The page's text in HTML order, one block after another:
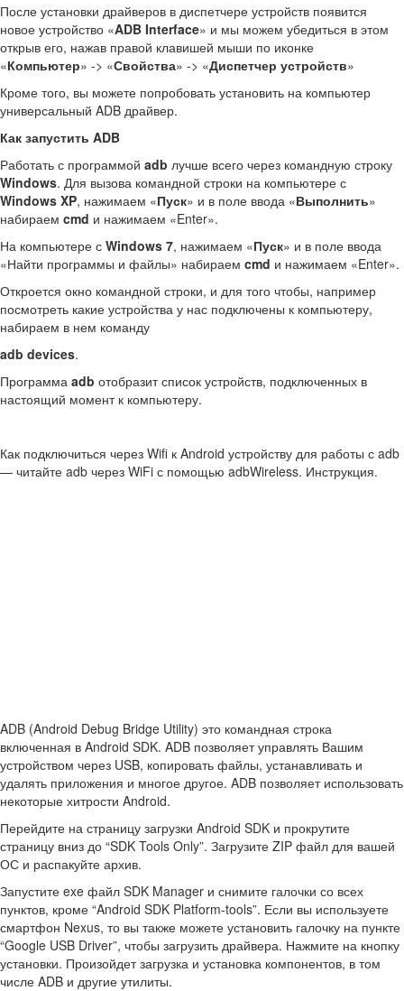
После установки драйверов в диспетчере устройств появится
новое устройство «ADB Interface» и мы можем убедиться в этом
открыв его, нажав правой клавишей мыши по иконке
«Компьютер» -> «Свойства» -> «Диспетчер устройств»
Кроме того, вы можете попробовать установить на компьютер
универсальный ADB драйвер.
Как запустить ADB
Работать с программой adb лучше всего через командную строку
Windows. Для вызова командной строки на компьютере с
Windows XP, нажимаем «Пуск» и в поле ввода «Выполнить»
набираем cmd и нажимаем «Enter».
На компьютере с Windows 7, нажимаем «Пуск» и в поле ввода
«Найти программы и файлы» набираем cmd и нажимаем «Enter».
Откроется окно командной строки, и для того чтобы, например
посмотреть какие устройства у нас подключены к компьютеру,
набираем в нем команду
adb devices.
Программа adb отобразит список устройств, подключенных в
настоящий момент к компьютеру.
Как подключиться через Wifi к Android устройству для работы с adb
— читайте adb через WiFi с помощью adbWireless. Инструкция.
ADB (Android Debug Bridge Utility) это командная строка
включенная в Android SDK. ADB позволяет управлять Вашим
устройством через USB, копировать файлы, устанавливать и
удалять приложения и многое другое. ADB позволяет использовать
некоторые хитрости Android.
Перейдите на страницу загрузки Android SDK и прокрутите
страницу вниз до “SDK Tools Only”. Загрузите ZIP файл для вашей
ОС и распакуйте архив.
Запустите exe файл SDK Manager и снимите галочки со всех
пунктов, кроме “Android SDK Platform-tools”. Если вы используете
смартфон Nexus, то вы также можете установить галочку на пункте
“Google USB Driver”, чтобы загрузить драйвера. Нажмите на кнопку
установки. Произойдет загрузка и установка компонентов, в том
числе ADB и другие утилиты.